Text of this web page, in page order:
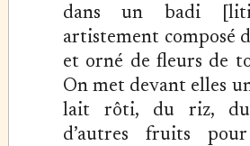
dans un badi
artistement composé
et orné de fleurs de
On met devant elles
lait rôti, du riz,
d’autres fruits